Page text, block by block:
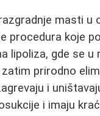
masti u
procedura koje
lipoliza, gde se u
prirodno
i
i imaju